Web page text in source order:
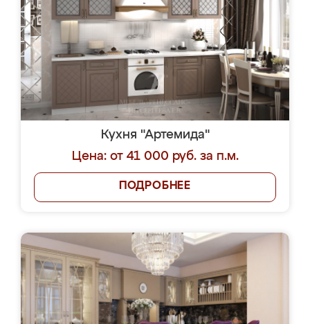
Кухня "Артемида"
Цена: от 41 000 руб. за п.м.
ПОДРОБНЕЕ